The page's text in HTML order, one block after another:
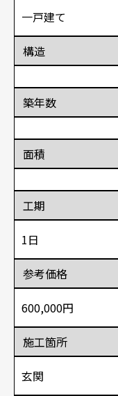
一戸建て
構造
築年数
面積
工期
1日
参考価格
600,000円
施工箇所
玄関